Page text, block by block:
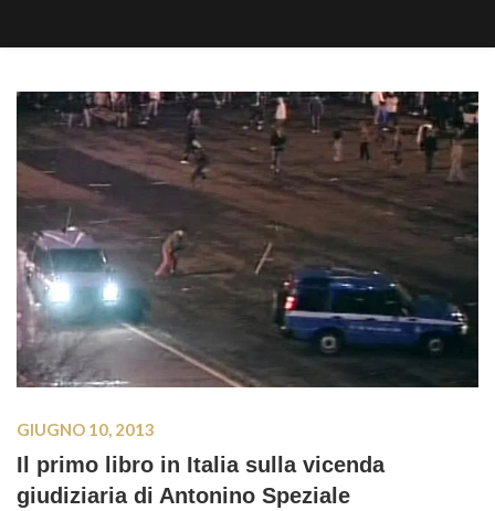
GIUGNO 10, 2013
Il primo libro in Italia sulla vicenda
giudiziaria di Antonino Speziale